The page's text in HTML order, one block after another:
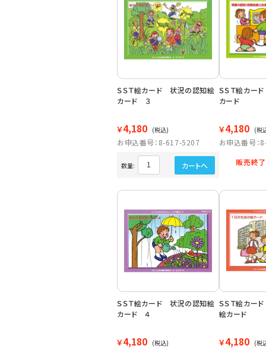
ＳＳＴ絵カード 状況の認知絵
カード ３
￥4,180 (税込)
お申込番号：8-617-5207
数量: カートへ
ＳＳＴ絵カー
カード
￥4,180 (税
お申込番号
販売終了
ＳＳＴ絵カード 状況の認知絵
カード ４
￥4,180 (税込)
ＳＳＴ絵カー
絵カード
￥4,180 (税